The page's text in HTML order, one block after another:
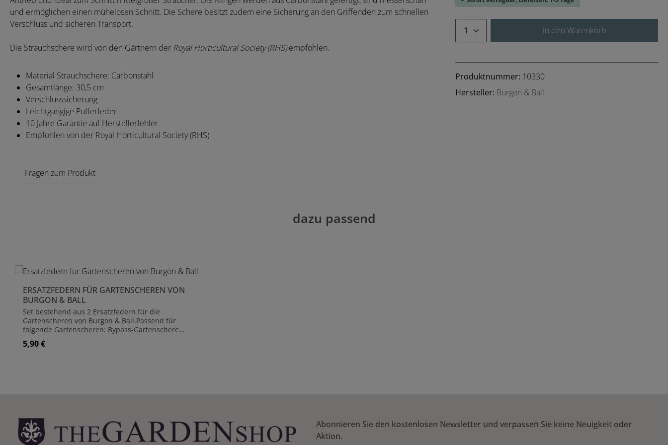
Produkt Anzahl: Gib den
In den Warenkorb
Produktnummer: 10330
Hersteller: Burgon & Ball
und ermöglichen einen mühelosen Schnitt. Die Schere besitzt zudem eine Sicherung an den Griffenden zum schnellen
Verschluss und sicheren Transport.
Die Strauchschere wird von den Gärtnern der Royal Horticultural Society (RHS)empfohlen.
Material Strauchschere: Carbonstahl
Gesamtlänge: 30,5 cm
Verschlusssicherung
Leichtgängige Pufferfeder
10 Jahre Garantie auf Herstellerfehler
Empfohlen von der Royal Horticultural Society (RHS)
Fragen zum Produkt
dazu passend
ERSATZFEDERN FÜR GARTENSCHEREN VON
BURGON & BALL
Set bestehend aus 2 Ersatzfedern für die
Gartenscheren von Burgon & Ball.Passend für
folgende Gartenscheren: Bypass-Gartenschere
Gartenschere »Pocket Pruner« Gartenschere »Micro«
Rosenschere Ambossschere Strauchschere
Regulärer Preis:
5,90 €
Abonnieren Sie den kostenlosen Newsletter und verpassen Sie keine Neuigkeit oder
Aktion.